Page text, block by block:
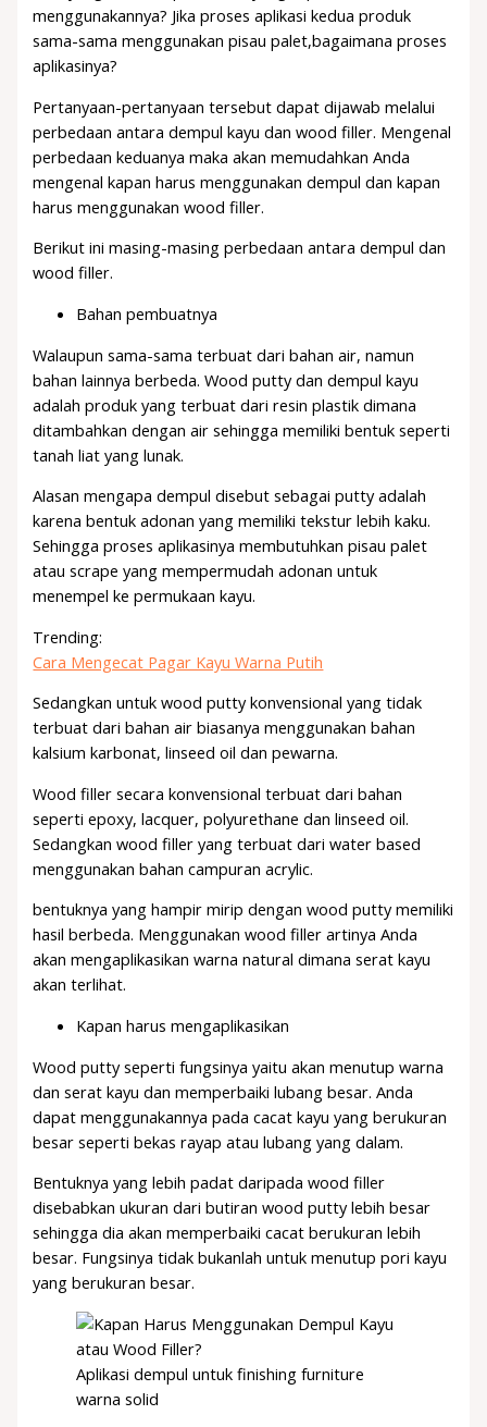
menggunakannya? Jika proses aplikasi kedua produk
sama-sama menggunakan pisau palet,bagaimana proses
aplikasinya?
Pertanyaan-pertanyaan tersebut dapat dijawab melalui
perbedaan antara dempul kayu dan wood filler. Mengenal
perbedaan keduanya maka akan memudahkan Anda
mengenal kapan harus menggunakan dempul dan kapan
harus menggunakan wood filler.
Berikut ini masing-masing perbedaan antara dempul dan
wood filler.
Bahan pembuatnya
Walaupun sama-sama terbuat dari bahan air, namun
bahan lainnya berbeda. Wood putty dan dempul kayu
adalah produk yang terbuat dari resin plastik dimana
ditambahkan dengan air sehingga memiliki bentuk seperti
tanah liat yang lunak.
Alasan mengapa dempul disebut sebagai putty adalah
karena bentuk adonan yang memiliki tekstur lebih kaku.
Sehingga proses aplikasinya membutuhkan pisau palet
atau scrape yang mempermudah adonan untuk
menempel ke permukaan kayu.
Trending:
Cara Mengecat Pagar Kayu Warna Putih
Sedangkan untuk wood putty konvensional yang tidak
terbuat dari bahan air biasanya menggunakan bahan
kalsium karbonat, linseed oil dan pewarna.
Wood filler secara konvensional terbuat dari bahan
seperti epoxy, lacquer, polyurethane dan linseed oil.
Sedangkan wood filler yang terbuat dari water based
menggunakan bahan campuran acrylic.
bentuknya yang hampir mirip dengan wood putty memiliki
hasil berbeda. Menggunakan wood filler artinya Anda
akan mengaplikasikan warna natural dimana serat kayu
akan terlihat.
Kapan harus mengaplikasikan
Wood putty seperti fungsinya yaitu akan menutup warna
dan serat kayu dan memperbaiki lubang besar. Anda
dapat menggunakannya pada cacat kayu yang berukuran
besar seperti bekas rayap atau lubang yang dalam.
Bentuknya yang lebih padat daripada wood filler
disebabkan ukuran dari butiran wood putty lebih besar
sehingga dia akan memperbaiki cacat berukuran lebih
besar. Fungsinya tidak bukanlah untuk menutup pori kayu
yang berukuran besar.
Aplikasi dempul untuk finishing furniture
warna solid